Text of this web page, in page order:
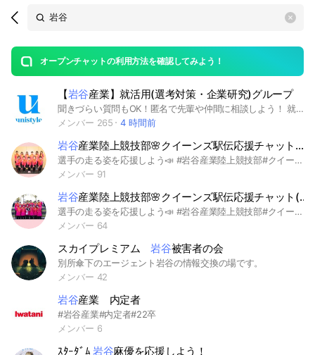
Search
OpenChats
messages
search
area
オープンチャットの利用方法を確認してみよう！
open
【岩谷産業】就活用(選考対策・企業研究)グループ
聞きづらい質問もOK！匿名で先輩や仲間に相談しよう！ 就活サイトunistyleが運営する岩谷産業の就活情報(選考対策/企業研究)共有グループです。 #就活 #岩谷産業 #専門商社業界 #インターンシップ #本選考 #unistyle #ユニスタイル #面接 #採用 #内定 #ES #エントリーシート #自己分析 #業界研究 #企業研究 #自己PR #ガクチカ #学生時代頑張ったこと #志何望動機 #webテスト #ウェブテスト #GD #グループディスカッション #グルディス #OB訪問 #企業選び #就活対策 #就活準備 #大手企業 #日系企業 ▼unistyleが運営する専門商社のオプチャグループ▼ メタルワン / 伊藤忠丸紅鉄鋼（MISI) / 阪和興業 / 日鉄物産 / 豊島 / 岩谷産業 / JFE商事 / 長瀬産業 / 兼松 / 岡谷鋼機 / 三菱食品 / 伊藤忠食品 / 山善 / 伊藤忠エネクス / 日本アクセス / PALTAC（パルタック） / 三井食品 / ユアサ商事 / 加藤産業 / マクニカ / あらた / 全日空商事 / 帝人フロンティア / 住友商事グローバルメタルズ / 蝶理 / UACJ(旧 古河スカイ) / 豊通マテリアル ▼岩谷産業の企業研究はこちらから▼ https://x.gd/iSVGe
メンバー 265
4 時間前
岩谷産業陸上競技部🌸クイーンズ駅伝応援チャット（2024.11.24）
選手の走る姿を応援しよう📣 #岩谷産業陸上競技部#クイーンズ駅伝#応援
メンバー 91
岩谷産業陸上競技部🌸クイーンズ駅伝応援チャット(2023.11.26)
選手の走る姿を応援しよう📣 #岩谷産業陸上競技部#クイーンズ駅伝#応援
メンバー 64
スカイプレミアム岩谷被害者の会
別所傘下のエージェント岩谷の情報交換の場です。
メンバー 42
岩谷産業 内定者
#岩谷産業#内定者#22卒
メンバー 6
ｽﾀｰﾀﾞﾑ 岩谷麻優を応援しよう！